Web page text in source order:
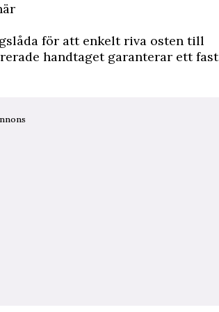
för att enkelt riva osten till
handtaget garanterar ett fast